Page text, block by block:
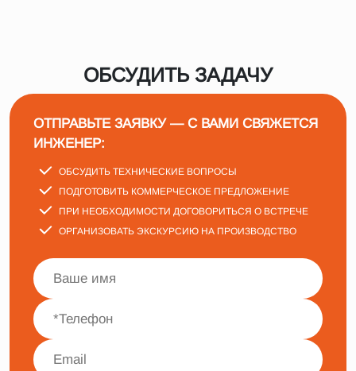
ОБСУДИТЬ ЗАДАЧУ
ОТПРАВЬТЕ ЗАЯВКУ — С ВАМИ СВЯЖЕТСЯ
ИНЖЕНЕР:
ОБСУДИТЬ ТЕХНИЧЕСКИЕ ВОПРОСЫ
ПОДГОТОВИТЬ КОММЕРЧЕСКОЕ ПРЕДЛОЖЕНИЕ
ПРИ НЕОБХОДИМОСТИ ДОГОВОРИТЬСЯ О ВСТРЕЧЕ
ОРГАНИЗОВАТЬ ЭКСКУРСИЮ НА ПРОИЗВОДСТВО